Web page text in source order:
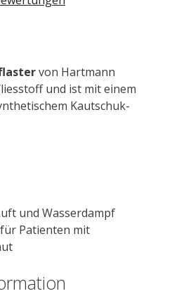
von Hartmann
und ist mit einem
Kautschuk-
und Wasserdampf
Patienten mit